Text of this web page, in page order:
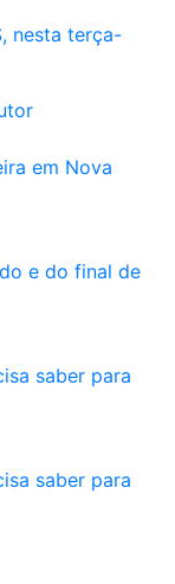
nesta terça-
em Nova
e do final de
saber para
saber para